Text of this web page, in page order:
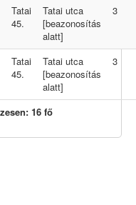
16 fő
Tatai
45.
Tatai utca
[beazonosítás
alatt]
3
Tatai
45.
Tatai utca
[beazonosítás
alatt]
3